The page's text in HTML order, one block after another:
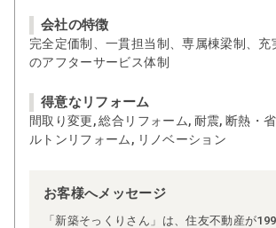
会社の特徴
完全定価制、一貫担当制、専属棟梁制、充
のアフターサービス体制
得意なリフォーム
間取り変更, 総合リフォーム, 耐震, 断熱・
ルトンリフォーム, リノベーション
お客様へメッセージ
「新築そっくりさん」は、住友不動産が